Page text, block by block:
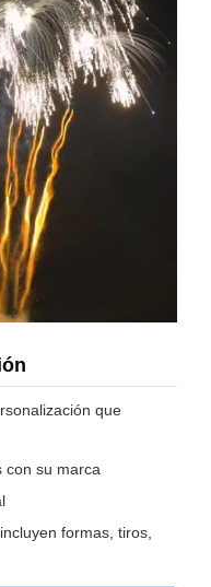
que
con su marca
formas, tiros,